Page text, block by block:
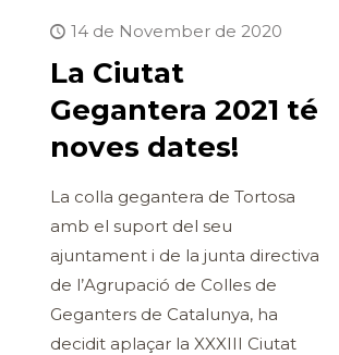
14 de November de 2020
La Ciutat
Gegantera 2021 té
noves dates!
La colla gegantera de Tortosa
amb el suport del seu
ajuntament i de la junta directiva
de l’Agrupació de Colles de
Geganters de Catalunya, ha
decidit aplaçar la XXXIII Ciutat